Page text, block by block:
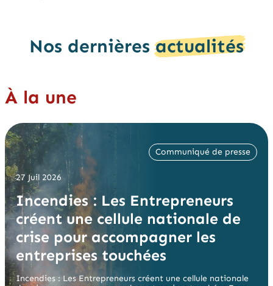
Nos dernièresactualités
À la une
Communiqué de presse
27 Juil 2026
Incendies : Les Entrepreneurs
créent une cellule nationale de
crise pour accompagner les
entreprises touchées
Incendies : Les Entrepreneurs créent une cellule nationale